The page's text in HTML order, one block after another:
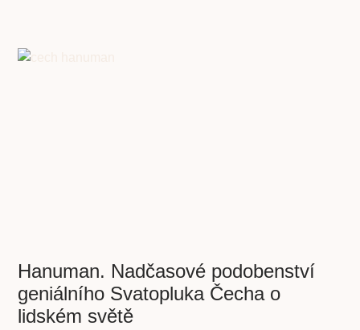
Hanuman. Nadčasové podobenství
geniálního Svatopluka Čecha o
lidském světě